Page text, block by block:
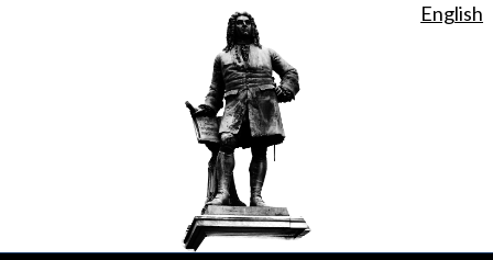
English